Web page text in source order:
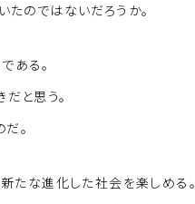
たのではないだろうか。
ある。
と思う。
。
たな進化した社会を楽しめる。